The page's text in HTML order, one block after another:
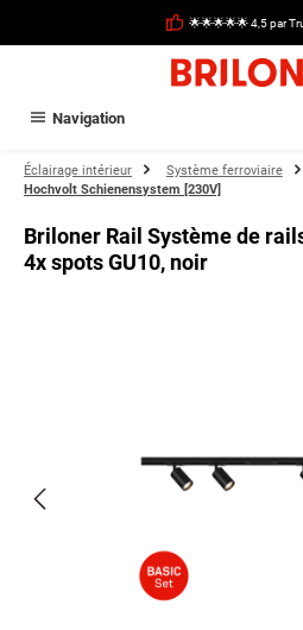
🌟🌟🌟🌟🌟 4,5 par
Navigation
Éclairage intérieur
Système ferroviaire
Hochvolt Schienensystem [230V]
Briloner Rail Système de
4x spots GU10, noir